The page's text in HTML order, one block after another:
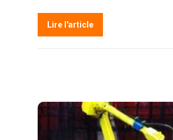
Lire l'article